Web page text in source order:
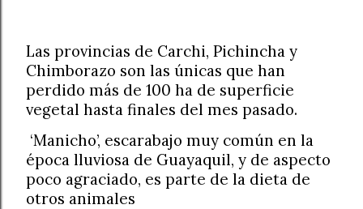
Las provincias de Carchi, Pichincha y
Chimborazo son las únicas que han
perdido más de 100 ha de superficie
vegetal hasta finales del mes pasado.
‘Manicho’, escarabajo muy común en la
época lluviosa de Guayaquil, y de aspecto
poco agraciado, es parte de la dieta de
otros animales